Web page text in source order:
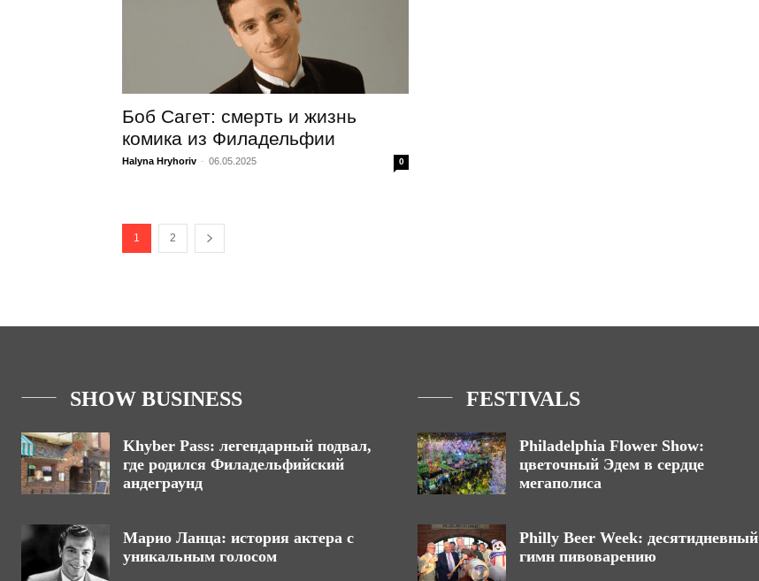
Боб Сагет: смерть и жизнь
комика из Филадельфии
Halyna Hryhoriv - 06.05.2025 0
1 2
SHOW BUSINESS
Khyber Pass: легендарный подвал,
где родился Филадельфийский
андеграунд
Марио Ланца: история актера с
уникальным голосом
FESTIVALS
Philadelphia Flower Show:
цветочный Эдем в сердце
мегаполиса
Philly Beer Week: десятидневный
гимн пивоварению